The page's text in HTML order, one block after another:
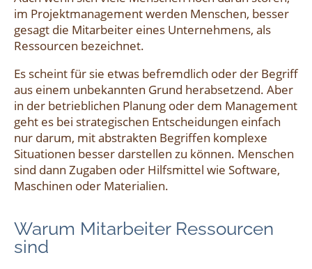
im Projektmanagement werden Menschen, besser
gesagt die Mitarbeiter eines Unternehmens, als
Ressourcen bezeichnet.
Es scheint für sie etwas befremdlich oder der Begriff
aus einem unbekannten Grund herabsetzend. Aber
in der betrieblichen Planung oder dem Management
geht es bei strategischen Entscheidungen einfach
nur darum, mit abstrakten Begriffen komplexe
Situationen besser darstellen zu können. Menschen
sind dann Zugaben oder Hilfsmittel wie Software,
Maschinen oder Materialien.
Warum Mitarbeiter Ressourcen
sind